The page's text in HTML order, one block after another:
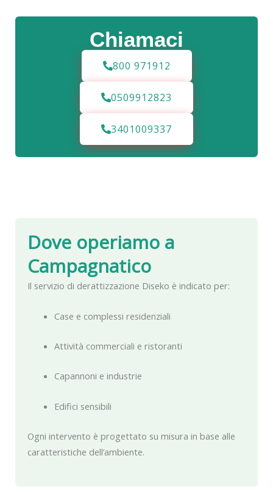
Chiamaci
800 971912
0509912823
3401009337
Dove operiamo a
Campagnatico
Il servizio di derattizzazione Diseko è indicato per:
Case e complessi residenziali
Attività commerciali e ristoranti
Capannoni e industrie
Edifici sensibili
Ogni intervento è progettato su misura in base alle
caratteristiche dell’ambiente.